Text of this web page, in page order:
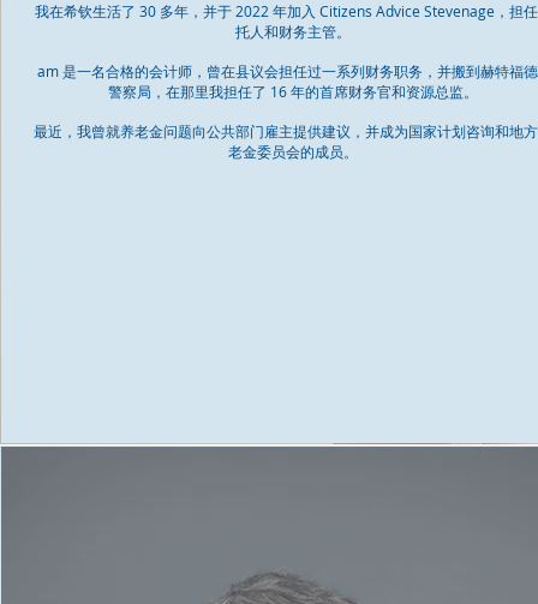
我在希钦生活了 30 多年，并于 2022 年加入 Citizens Advice Stevenage，担
托人和财务主管。
am 是一名合格的会计师，曾在县议会担任过一系列财务职务，并搬到赫特福
警察局，在那里我担任了 16 年的首席财务官和资源总监。
最近，我曾就养老金问题向公共部门雇主提供建议，并成为国家计划咨询和地
老金委员会的成员。